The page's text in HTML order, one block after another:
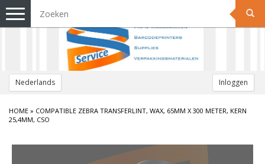
Nederlands Inloggen
Toggle
navigation
HOME » COMPATIBLE ZEBRA TRANSFERLINT, WAX, 65MM X 300 METER, KERN
25,4MM, CSO